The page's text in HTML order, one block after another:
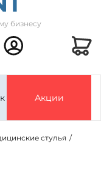
бизнесу
Акции
стулья /